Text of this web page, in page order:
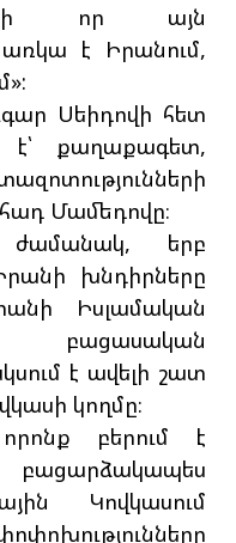
որ այն
առկա է Իրանում,
Սեիդովի հետ
է՝ քաղաքագետ,
Մամեդովը։
երբ
խնդիրները
Իսլամական
բացասական
է ավելի շատ
կողմը։
բերում է
Կովկասում